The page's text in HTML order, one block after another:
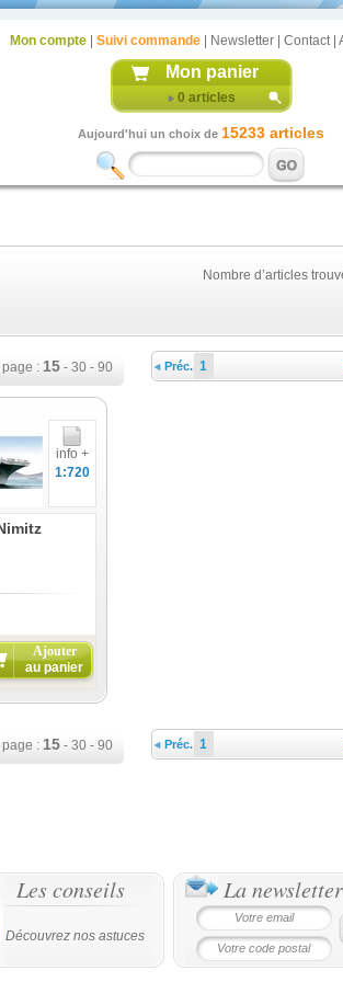
Mon compte| Suivi commande| Newsletter| Contact|
Mon panier
0 articles
Aujourd'hui un choix de 15233 articles
Nombre d’articles
page : 15- 30- 90 Préc. 1
info +
1:720
Ajouter
au panier
page : 15- 30- 90 Préc. 1
Les conseils
Découvrez nos astuces
La newsletter